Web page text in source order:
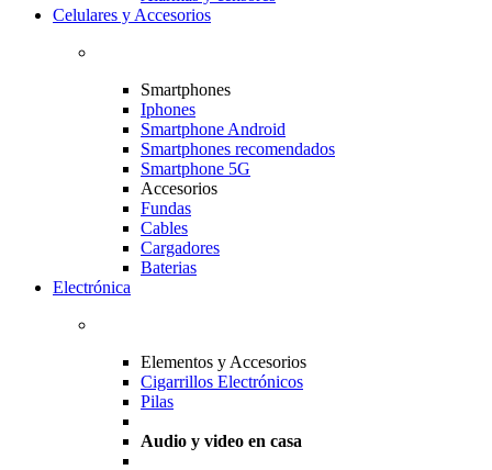
Celulares y Accesorios
Smartphones
Iphones
Smartphone Android
Smartphones recomendados
Smartphone 5G
Accesorios
Fundas
Cables
Cargadores
Baterias
Electrónica
Elementos y Accesorios
Cigarrillos Electrónicos
Pilas
Audio y video en casa